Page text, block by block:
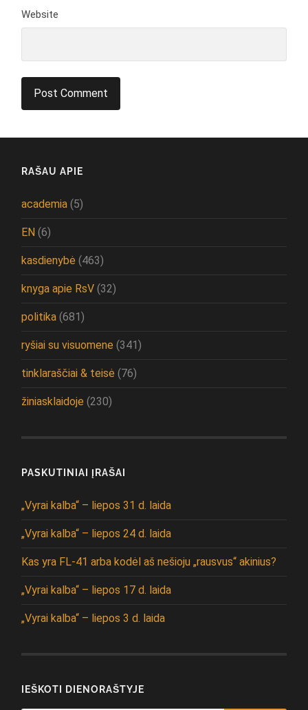
Website
RAŠAU APIE
academia (5)
EN (6)
kasdienybė (463)
knyga apie RsV (32)
politika (681)
ryšiai su visuomene (341)
tinklaraščiai & teisė (76)
žiniasklaidoje (230)
PASKUTINIAI ĮRAŠAI
„Vyrai kalba“ – liepos 31 d. laida
„Vyrai kalba“ – liepos 24 d. laida
Kas yra FL-41 arba kodėl aš nešioju „rausvus“ akinius?
„Vyrai kalba“ – liepos 17 d. laida
„Vyrai kalba“ – liepos 3 d. laida
IEŠKOTI DIENORAŠTYJE